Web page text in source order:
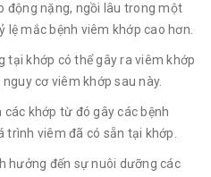
động nặng, ngồi lâu trong một
lệ mắc bệnh viêm khớp cao hơn.
tại khớp có thể gây ra viêm khớp
cơ viêm khớp sau này.
các khớp từ đó gây các bệnh
trình viêm đã có sẵn tại khớp.
hưởng đến sự nuôi dưỡng các